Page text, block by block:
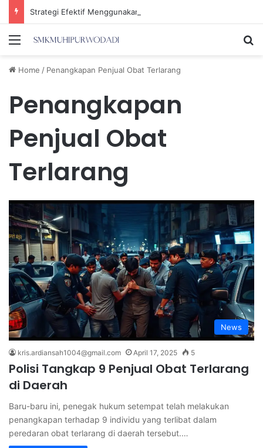
Menu
Home / Penangkapan Penjual Obat Terlarang
Penangkapan
Penjual Obat
Terlarang
News
kris.ardiansah1004@gmail.com April 17, 2025 5
Polisi Tangkap 9 Penjual Obat Terlarang
di Daerah
Baru-baru ini, penegak hukum setempat telah melakukan
penangkapan terhadap 9 individu yang terlibat dalam
peredaran obat terlarang di daerah tersebut.…